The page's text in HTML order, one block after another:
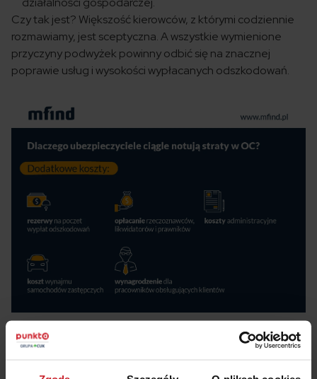
Czy tak jest? Większość kierowców, z którymi codziennie
rozmawiamy, jest sceptyczna. A wszystkie wymienione
przyczyny podwyżek powinny odbić się na znacznej
poprawie usług i wysokości wypłacanych odszkodowań.
Jakich wysokich podwyżek OC się jeszcze